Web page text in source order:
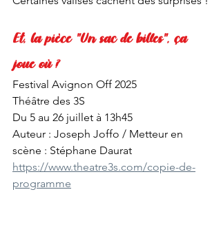
Et, la pièce "Un sac de billes", ça
joue où ?
Festival Avignon Off 2025
Théâtre des 3S
Du 5 au 26 juillet à 13h45
Auteur : Joseph Joffo / Metteur en
scène : Stéphane Daurat
https://www.theatre3s.com/copie-de-
programme